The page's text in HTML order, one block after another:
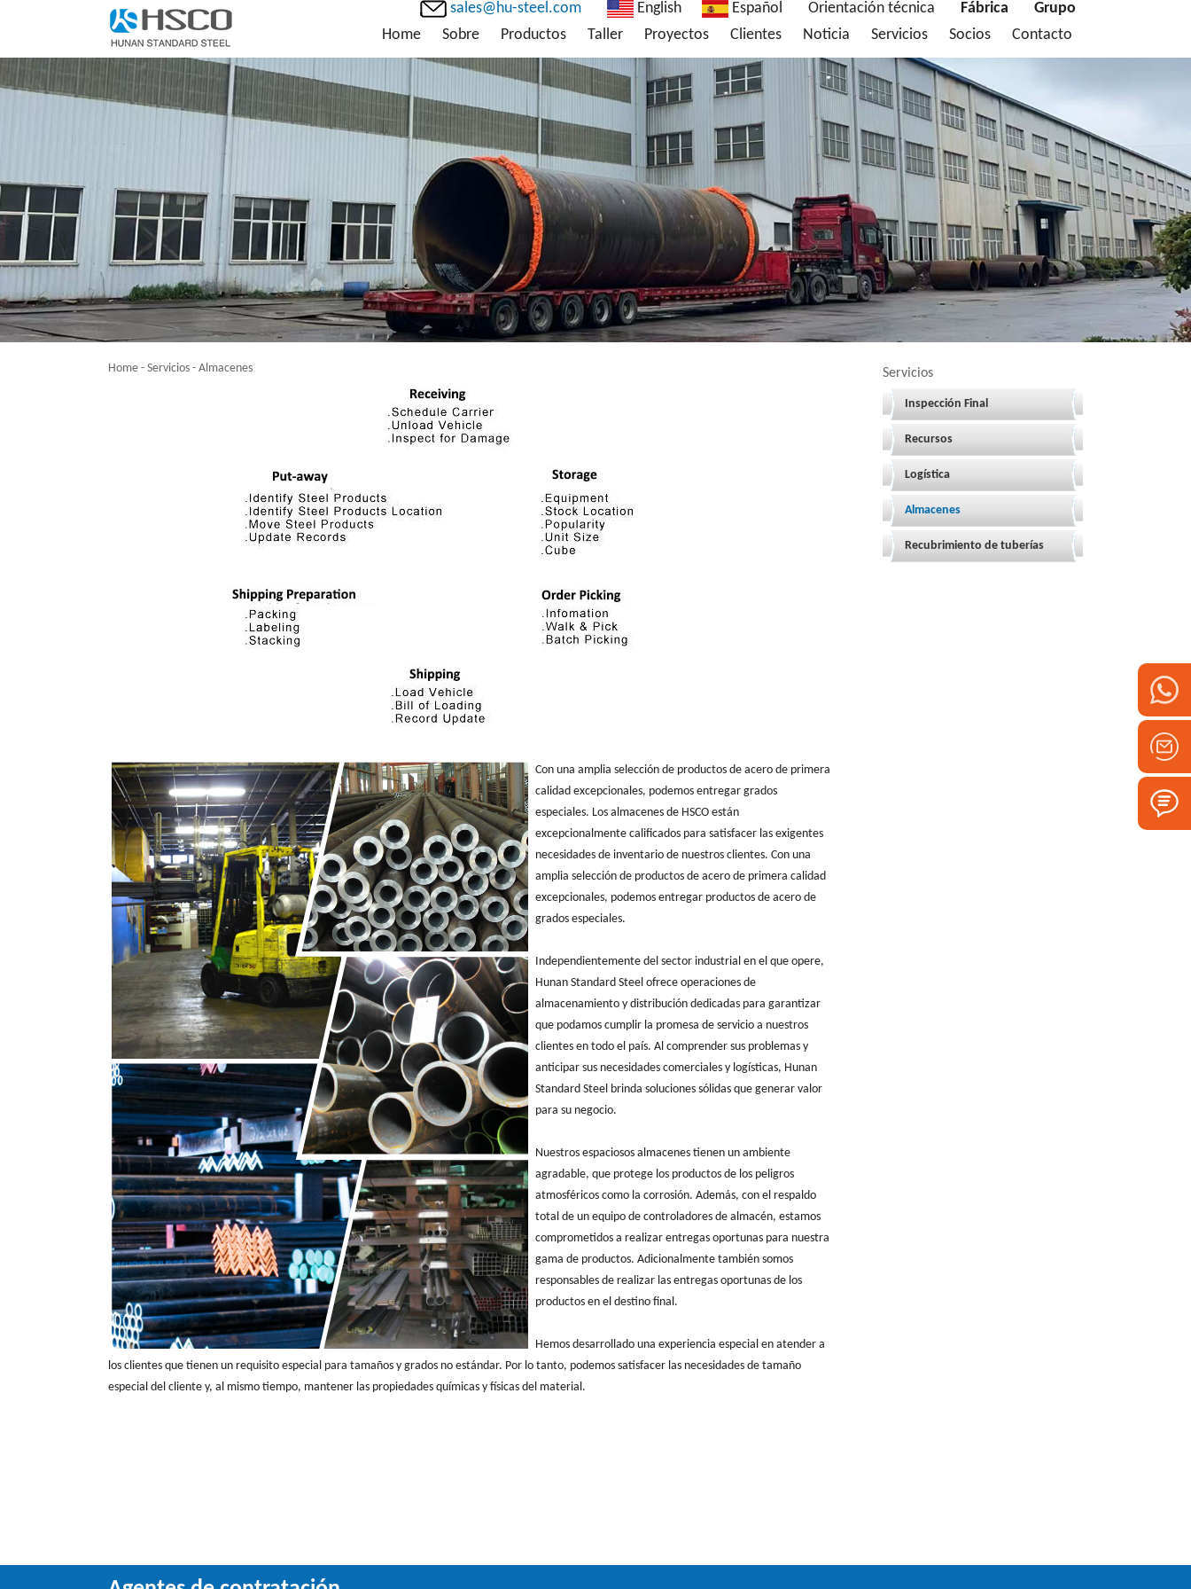
sales@hu-steel.com English Español Orientación técnica Fábrica
Grupo
Home
Sobre Productos Taller Proyectos Clientes Noticia Servicios Socios Contacto
Servicios
Inspección Final
Recursos
Logística
Almacenes
Recubrimiento de tuberías
Home - Servicios - Almacenes
Con una amplia selección de productos de acero de primera
calidad excepcionales, podemos entregar grados
especiales. Los almacenes de HSCO están
excepcionalmente calificados para satisfacer las exigentes
necesidades de inventario de nuestros clientes. Con una
amplia selección de productos de acero de primera calidad
excepcionales, podemos entregar productos de acero de
grados especiales.
Independientemente del sector industrial en el que opere,
Hunan Standard Steel ofrece operaciones de
almacenamiento y distribución dedicadas para garantizar
que podamos cumplir la promesa de servicio a nuestros
clientes en todo el país. Al comprender sus problemas y
anticipar sus necesidades comerciales y logísticas, Hunan
Standard Steel brinda soluciones sólidas que generar valor
para su negocio.
Nuestros espaciosos almacenes tienen un ambiente
agradable, que protege los productos de los peligros
atmosféricos como la corrosión. Además, con el respaldo
total de un equipo de controladores de almacén, estamos
comprometidos a realizar entregas oportunas para nuestra
gama de productos. Adicionalmente también somos
responsables de realizar las entregas oportunas de los
productos en el destino final.
Hemos desarrollado una experiencia especial en atender a
los clientes que tienen un requisito especial para tamaños y grados no estándar. Por lo tanto, podemos satisfacer las necesidades de tamaño
especial del cliente y, al mismo tiempo, mantener las propiedades químicas y físicas del material.